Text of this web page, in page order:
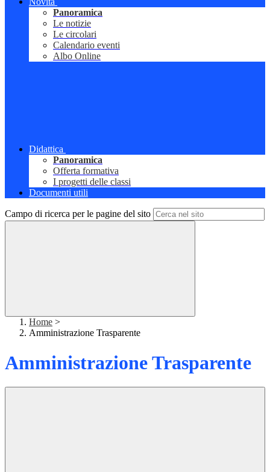
Panoramica
Le notizie
Le circolari
Calendario eventi
Albo Online
Didattica
Panoramica
Offerta formativa
I progetti delle classi
Documenti utili
Campo di ricerca per le pagine del sito
Home >
Amministrazione Trasparente
Amministrazione Trasparente